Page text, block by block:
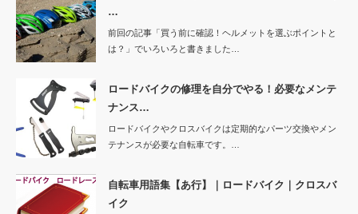
…
前回の記事「買う前に確認！ヘルメットを選ぶポイントと
は？」でいろいろと書きました…
ロードバイクの修理を自分でやる！必要なメンテ
ナンス…
ロードバイクやクロスバイクは定期的なパーツ交換やメン
テナンスが必要な自転車です。…
自転車用語集【あ行】｜ロードバイク｜クロスバ
イク